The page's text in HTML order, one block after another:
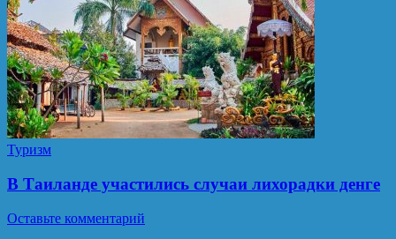
Туризм
В Таиланде участились случаи лихорадки денге
Оставьте комментарий